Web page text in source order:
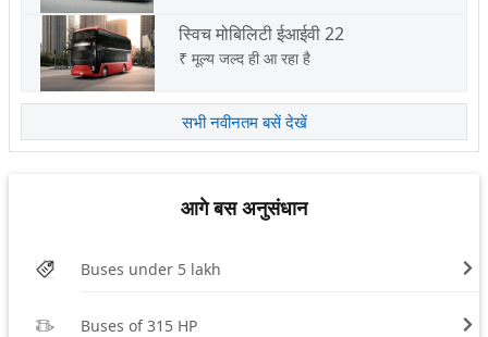
स्विच मोबिलिटी ईआईवी 22
₹ मूल्य जल्द ही आ रहा है
सभी नवीनतम बसें देखें
आगे बस अनुसंधान
Buses under 5 lakh
Buses of 315 HP